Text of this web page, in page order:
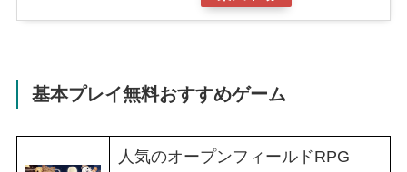
基本プレイ無料おすすめゲーム
人気のオープンフィールドRPG